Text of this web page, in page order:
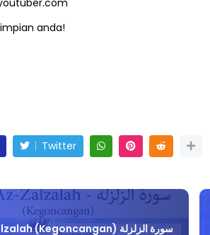
anda!
Twitter
Surah Az-Zalzalah (Kegoncangan) سورة الزلزلة